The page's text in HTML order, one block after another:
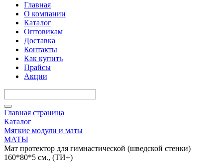
Главная
О компании
Каталог
Оптовикам
Доставка
Контакты
Как купить
Прайсы
Акции
Главная страница
Каталог
Мягкие модули и маты
МАТЫ
Мат протектор для гимнастической (шведской стенки)
160*80*5 см., (ТИ+)